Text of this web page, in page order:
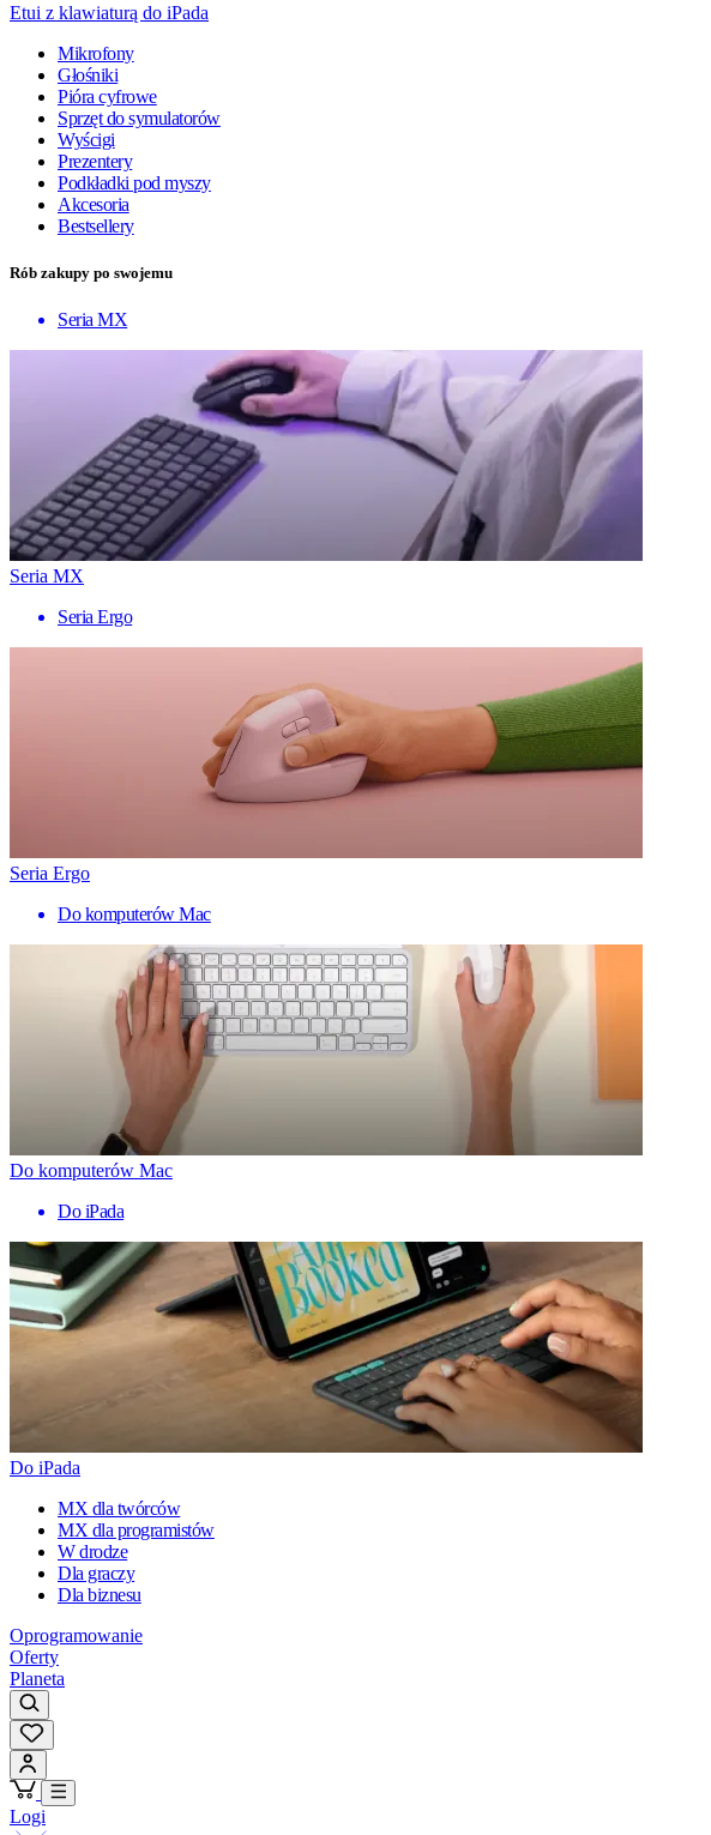
Etui z klawiaturą do iPada
Mikrofony
Głośniki
Pióra cyfrowe
Sprzęt do symulatorów
Wyścigi
Prezentery
Podkładki pod myszy
Akcesoria
Bestsellery
Rób zakupy po swojemu
Seria MX
Seria MX
Seria Ergo
Seria Ergo
Do komputerów Mac
Do komputerów Mac
Do iPada
Do iPada
MX dla twórców
MX dla programistów
W drodze
Dla graczy
Dla biznesu
Oprogramowanie
Oferty
Planeta
Logi